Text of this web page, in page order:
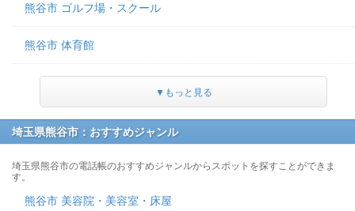
熊谷市 ゴルフ場・スクール
熊谷市 体育館
▼もっと見る
埼玉県熊谷市：おすすめジャンル
埼玉県熊谷市の電話帳のおすすめジャンルからスポットを探すことができま
す。
熊谷市 美容院・美容室・床屋